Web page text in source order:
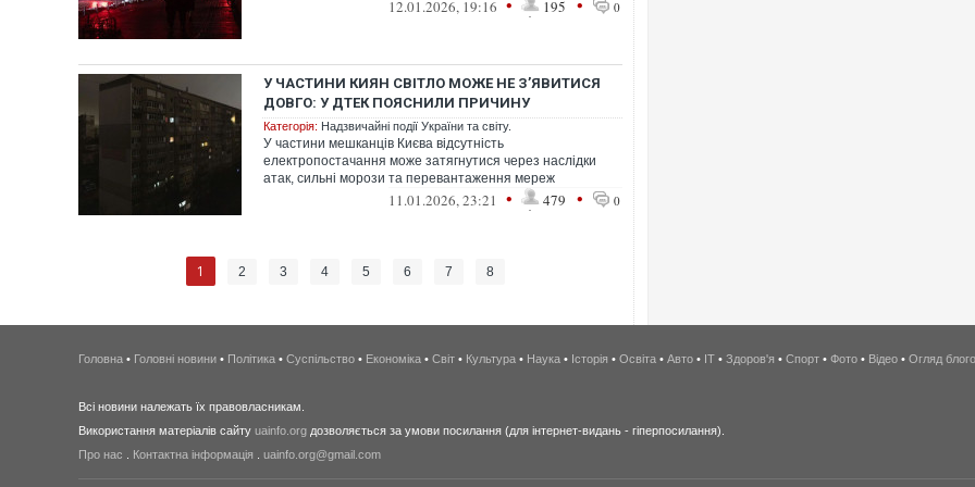
12.01.2026, 19:16 • 195 • 0
У ЧАСТИНИ КИЯН СВІТЛО МОЖЕ НЕ З’ЯВИТИСЯ
ДОВГО: У ДТЕК ПОЯСНИЛИ ПРИЧИНУ
Категорія: Надзвичайні події України та світу.
У частини мешканців Києва відсутність
електропостачання може затягнутися через наслідки
атак, сильні морози та перевантаження мереж
11.01.2026, 23:21 • 479 • 0
1 2 3 4 5 6 7 8
Головна • Головні новини • Політика • Суспільство • Економіка • Світ • Культура • Наука • Історія • Освіта • Авто • IT • Здоров'я • Спорт • Фото • Відео • Огляд
Всі новини належать їх правовласникам.
Використання матеріалів сайту uainfo.org дозволяється за умови посилання (для інтернет-видань - гіперпосилання).
Про нас
Контактна інформація uainfo.org@gmail.com